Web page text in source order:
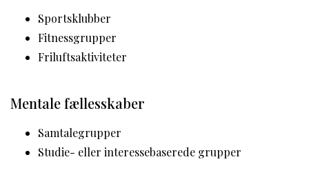
Sportsklubber
Fitnessgrupper
Friluftsaktiviteter
Mentale fællesskaber
Samtalegrupper
Studie- eller interessebaserede grupper